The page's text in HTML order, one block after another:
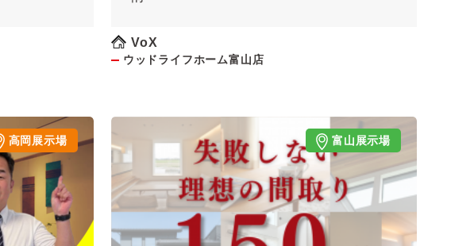
VoX
ウッドライフホーム富山店
高岡展示場 富山展示場